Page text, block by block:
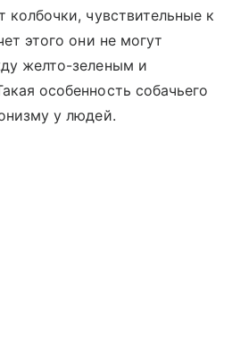
колбочки, чувствительные к
этого они не могут
желто-зеленым и
особенность собачьего
у людей.